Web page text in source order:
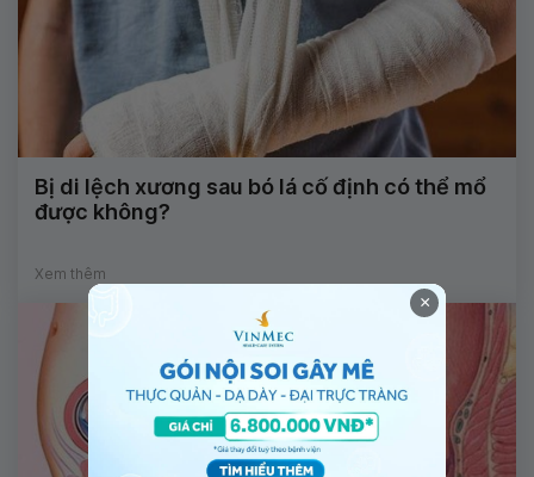
Bị di lệch xương sau bó lá cố định có thể mổ
được không?
Xem thêm
×